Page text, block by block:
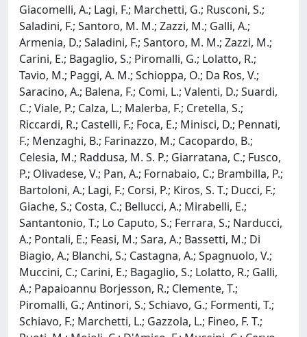
Giacomelli, A.; Lagi, F.; Marchetti, G.; Rusconi, S.;
Saladini, F.; Santoro, M. M.; Zazzi, M.; Galli, A.;
Armenia, D.; Saladini, F.; Santoro, M. M.; Zazzi, M.;
Carini, E.; Bagaglio, S.; Piromalli, G.; Lolatto, R.;
Tavio, M.; Paggi, A. M.; Schioppa, O.; Da Ros, V.;
Saracino, A.; Balena, F.; Comi, L.; Valenti, D.; Suardi,
C.; Viale, P.; Calza, L.; Malerba, F.; Cretella, S.;
Riccardi, R.; Castelli, F.; Foca, E.; Minisci, D.; Pennati,
F.; Menzaghi, B.; Farinazzo, M.; Cacopardo, B.;
Celesia, M.; Raddusa, M. S. P.; Giarratana, C.; Fusco,
P.; Olivadese, V.; Pan, A.; Fornabaio, C.; Brambilla, P.;
Bartoloni, A.; Lagi, F.; Corsi, P.; Kiros, S. T.; Ducci, F.;
Giache, S.; Costa, C.; Bellucci, A.; Mirabelli, E.;
Santantonio, T.; Lo Caputo, S.; Ferrara, S.; Narducci,
A.; Pontali, E.; Feasi, M.; Sara, A.; Bassetti, M.; Di
Biagio, A.; Blanchi, S.; Castagna, A.; Spagnuolo, V.;
Muccini, C.; Carini, E.; Bagaglio, S.; Lolatto, R.; Galli,
A.; Papaioannu Borjesson, R.; Clemente, T.;
Piromalli, G.; Antinori, S.; Schiavo, G.; Formenti, T.;
Schiavo, F.; Marchetti, L.; Gazzola, L.; Fineo, F. T.;